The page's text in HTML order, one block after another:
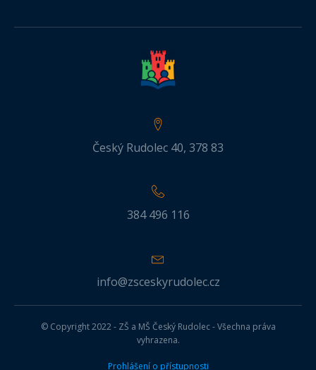
Český Rudolec 40, 378 83
384 496 116
info@zsceskyrudolec.cz
© Copyright 2022 - ZŠ a MŠ Český Rudolec - Všechna práva
vyhrazena.
Prohlášení o přístupnosti